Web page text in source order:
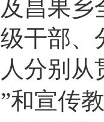
昌果乡
干部、
分别从
和宣传